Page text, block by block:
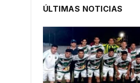
ÚLTIMAS NOTICIAS